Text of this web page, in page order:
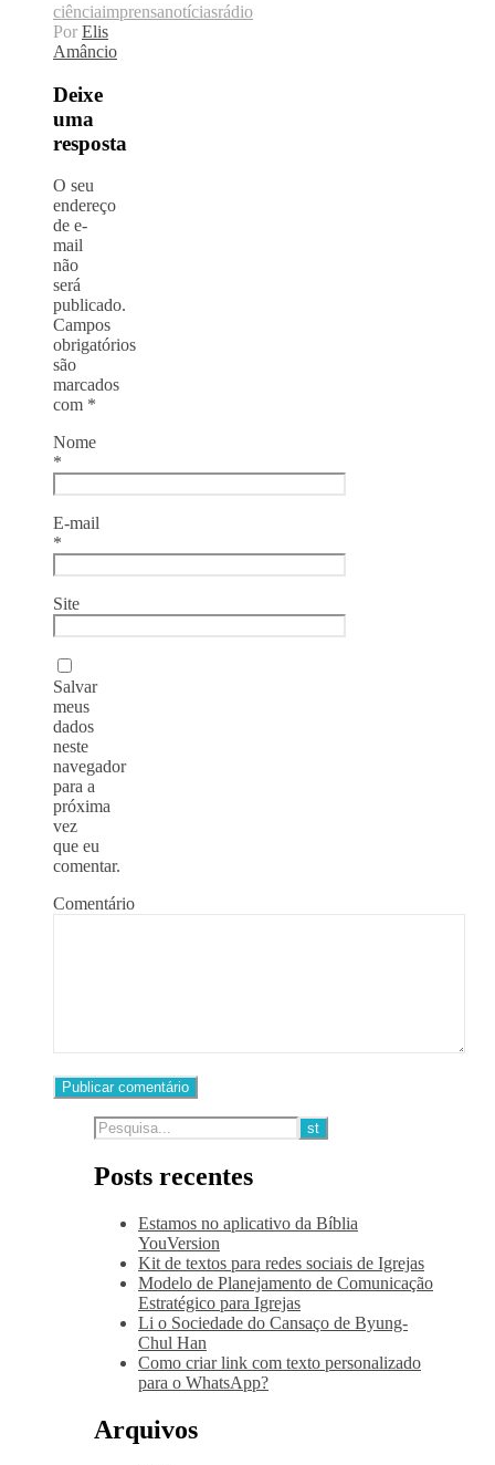
ciênciaimprensanotíciasrádio
Por Elis
Amâncio
Deixe
uma
resposta
O seu
endereço
de e-
mail
não
será
publicado.
Campos
obrigatórios
são
marcados
com *
Nome
*
E-mail
*
Site
Salvar
meus
dados
neste
navegador
para a
próxima
vez
que eu
comentar.
Comentário
Posts recentes
Estamos no aplicativo da Bíblia
YouVersion
Kit de textos para redes sociais de Igrejas
Modelo de Planejamento de Comunicação
Estratégico para Igrejas
Li o Sociedade do Cansaço de Byung-
Chul Han
Como criar link com texto personalizado
para o WhatsApp?
Arquivos